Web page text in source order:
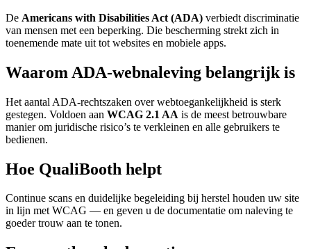
De Americans with Disabilities Act (ADA) verbiedt discriminatie
van mensen met een beperking. Die bescherming strekt zich in
toenemende mate uit tot websites en mobiele apps.
Waarom ADA-webnaleving belangrijk is
Het aantal ADA-rechtszaken over webtoegankelijkheid is sterk
gestegen. Voldoen aan WCAG 2.1 AA is de meest betrouwbare
manier om juridische risico’s te verkleinen en alle gebruikers te
bedienen.
Hoe QualiBooth helpt
Continue scans en duidelijke begeleiding bij herstel houden uw site
in lijn met WCAG — en geven u de documentatie om naleving te
goeder trouw aan te tonen.